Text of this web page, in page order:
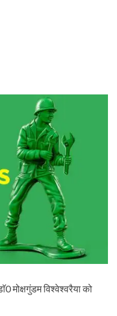
मोक्षगुंडम विश्वेश्वरैया को